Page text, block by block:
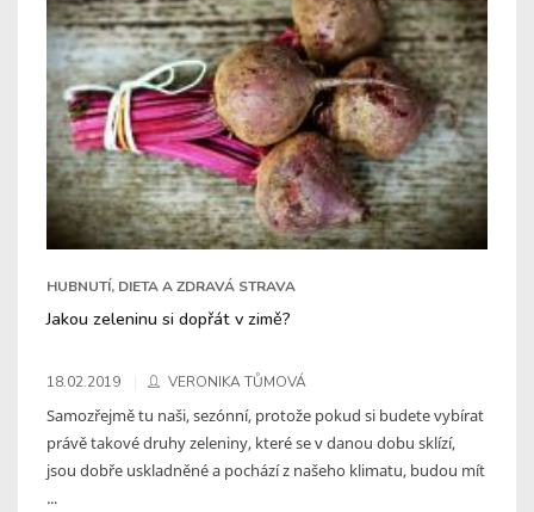
HUBNUTÍ, DIETA A ZDRAVÁ STRAVA
Jakou zeleninu si dopřát v zimě?
18.02.2019 VERONIKA TŮMOVÁ
Samozřejmě tu naši, sezónní, protože pokud si budete vybírat
právě takové druhy zeleniny, které se v danou dobu sklízí,
jsou dobře uskladněné a pochází z našeho klimatu, budou mít
...